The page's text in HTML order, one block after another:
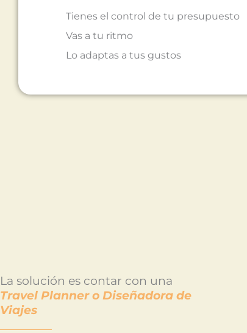
Tienes el control de tu presupuesto
Vas a tu ritmo
Lo adaptas a tus gustos
La solución es contar con una
Travel Planner o Diseñadora de
Viajes